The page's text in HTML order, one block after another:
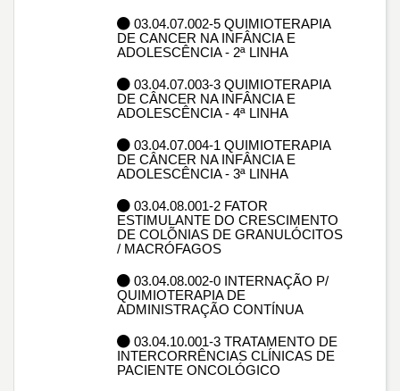
03.04.07.002-5 QUIMIOTERAPIA
DE CANCER NA INFÂNCIA E
ADOLESCÊNCIA - 2ª LINHA
03.04.07.003-3 QUIMIOTERAPIA
DE CÂNCER NA INFÂNCIA E
ADOLESCÊNCIA - 4ª LINHA
03.04.07.004-1 QUIMIOTERAPIA
DE CÂNCER NA INFÂNCIA E
ADOLESCÊNCIA - 3ª LINHA
03.04.08.001-2 FATOR
ESTIMULANTE DO CRESCIMENTO
DE COLÕNIAS DE GRANULÓCITOS
/ MACRÓFAGOS
03.04.08.002-0 INTERNAÇÃO P/
QUIMIOTERAPIA DE
ADMINISTRAÇÃO CONTÍNUA
03.04.10.001-3 TRATAMENTO DE
INTERCORRÊNCIAS CLÍNICAS DE
PACIENTE ONCOLÓGICO